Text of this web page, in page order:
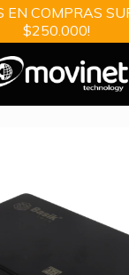
EN COMPRAS
$250.000!